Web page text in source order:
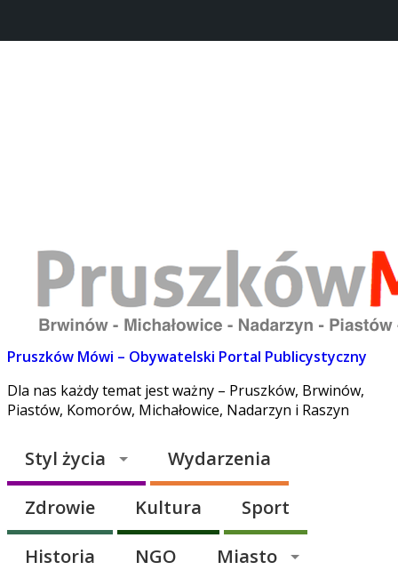
Pruszków Mówi – Obywatelski Portal Publicystyczny
Dla nas każdy temat jest ważny – Pruszków, Brwinów,
Piastów, Komorów, Michałowice, Nadarzyn i Raszyn
Styl życia Wydarzenia
Zdrowie Kultura Sport
Historia NGO Miasto